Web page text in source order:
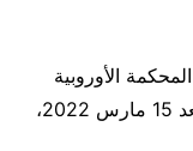
الأوروبية
لحقوق الإنسان، التي دخلت حيز التنفيذ بعد 15 مارس 2022،